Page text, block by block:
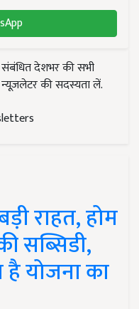
देशभर की सभी
की सदस्यता लें.
राहत, होम
सब्सिडी,
योजना का